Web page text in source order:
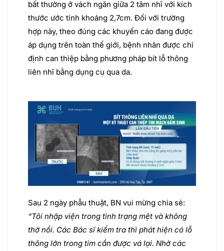
bất thường ở vách ngăn giữa 2 tâm nhĩ với kích
thước ước tính khoảng 2,7cm. Đối với trường
hợp này, theo đúng các khuyến cáo đang được
áp dụng trên toàn thế giới, bệnh nhân được chỉ
định can thiệp bằng phương pháp bít lỗ thông
liên nhĩ bằng dụng cụ qua da.
Sau 2 ngày phẫu thuật, BN vui mừng chia sẻ:
“Tôi nhập viện trong tình trạng mệt và không
thở nổi. Các Bác sĩ kiểm tra thì phát hiện có lỗ
thông lớn trong tim cần được vá lại. Nhờ các